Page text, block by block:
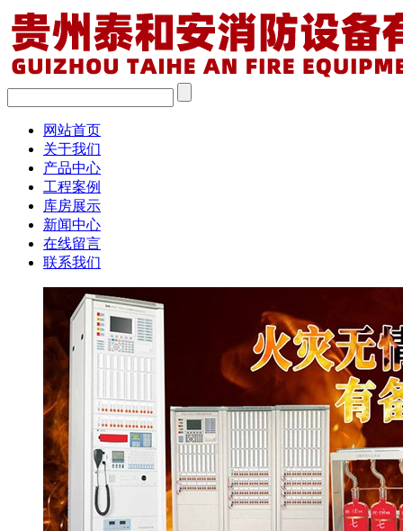
网站首页
关于我们
产品中心
工程案例
库房展示
新闻中心
在线留言
联系我们